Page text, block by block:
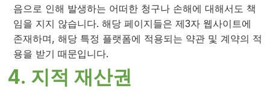
음으로 인해 발생하는 어떠한 청구나 손해에 대해서도 책
임을 지지 않습니다. 해당 페이지들은 제3자 웹사이트에
존재하며, 해당 특정 플랫폼에 적용되는 약관 및 계약의 적
용을 받기 때문입니다.
4. 지적 재산권